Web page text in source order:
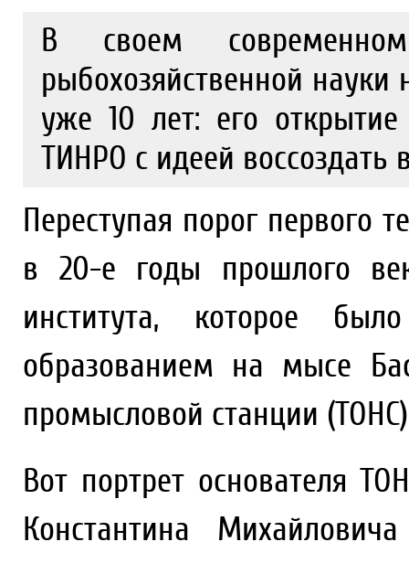
В своем
рыбохозяйственной науки
уже 10 лет: его
ТИНРО с идеей воссоздать
Переступая порог первого
в 20-е годы прошлого
института, которое
образованием на мысе
промысловой станции
Вот портрет основателя
Константина